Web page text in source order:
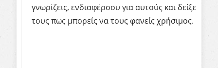
γνωρίζεις, ενδιαφέρσου για αυτούς και δείξε
τους πως μπορείς να τους φανείς χρήσιμος.